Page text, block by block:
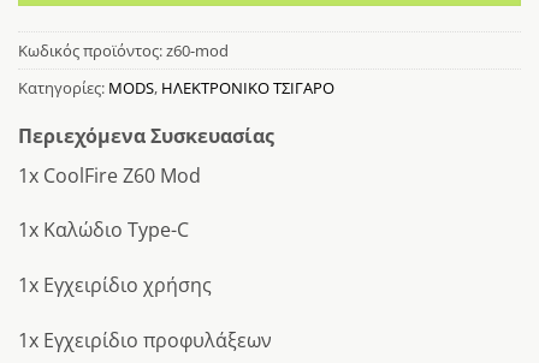
Κωδικός προϊόντος:z60-mod
Κατηγορίες: MODS, ΗΛΕΚΤΡΟΝΙΚΟ ΤΣΙΓΑΡΟ
Περιεχόμενα Συσκευασίας
1x CoolFire Z60 Mod
1x Καλώδιο Type-C
1x Εγχειρίδιο χρήσης
1x Εγχειρίδιο προφυλάξεων